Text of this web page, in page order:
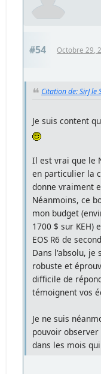
#54 Octobre 29,
Citation de: SirJ
Je suis content
Il est vrai que le
en particulier la
donne vraiment
Néanmoins, ce
mon budget
1700 $ sur KEH)
EOS R6 de
Dans l'absolu, je
robuste et
difficile de
témoignent vos
Je ne suis
pouvoir
dans les mois